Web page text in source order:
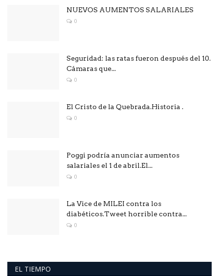
NUEVOS AUMENTOS SALARIALES
0
Seguridad: las ratas fueron después del 10.
Cámaras que...
0
El Cristo de la Quebrada.Historia .
0
Poggi podría anunciar aumentos
salariales el 1 de abril.El...
0
La Vice de MILEI contra los
diabéticos.Tweet horrible contra...
0
EL TIEMPO